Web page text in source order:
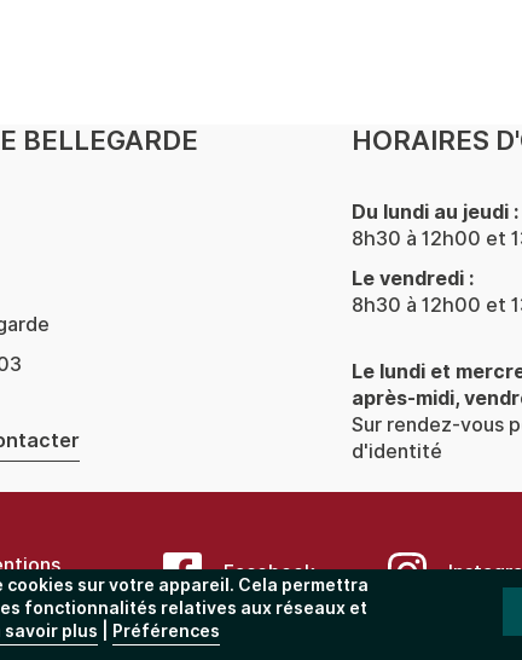
BELLEGARDE
HORAIRES
Du lundi au jeudi :
8h30 à 12h00 et
Le vendredi :
8h30 à 12h00 et
Le lundi et
après-midi,
Sur rendez-vous
d'identité
Facebook
cookies sur votre appareil. Cela permettra
fonctionnalités relatives aux réseaux et
savoir plus Préférences